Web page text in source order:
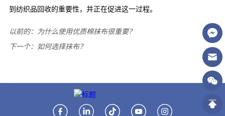
以前的： 为什么使用优质棉抹布很重要？
下一个： 如何选择抹布？